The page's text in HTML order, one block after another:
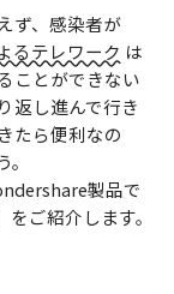
購入する
ず、感染者が
るテレワーク は
ことができない
返し進んで行き
たら便利なの
製品で
ご紹介します。